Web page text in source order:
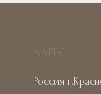
Россия